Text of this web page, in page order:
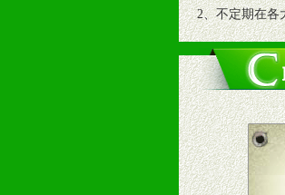
2、不定期在各
3、根据地方实
四、市场操作
1、根据区域市
2、根据具体情
3、根据市场需
4、根据市场情